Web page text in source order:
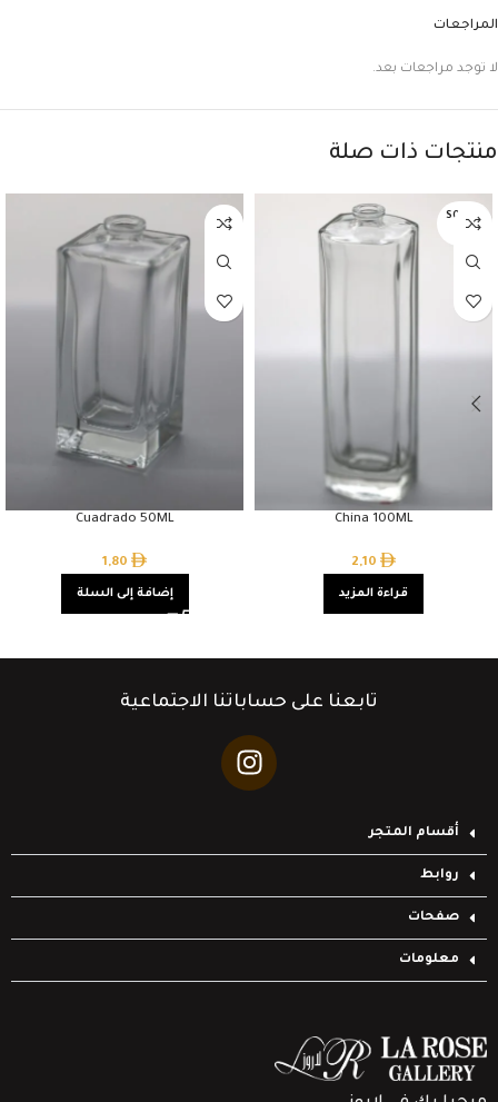
المراجعات
لا توجد مراجعات بعد.
منتجات ذات صلة
SOLD O
UT
China 100ML
2,10
قراءة المزيد
Cuadrado 50ML
1,80
إضافة إلى السلة
تابعنا على حساباتنا الاجتماعية
أقسام المتجر
روابط
صفحات
معلومات